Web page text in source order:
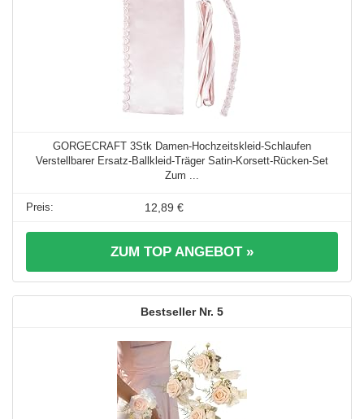
GORGECRAFT 3Stk Damen-Hochzeitskleid-Schlaufen
Verstellbarer Ersatz-Ballkleid-Träger Satin-Korsett-Rücken-Set
Zum ...
12,89 €
ZUM TOP ANGEBOT »
5